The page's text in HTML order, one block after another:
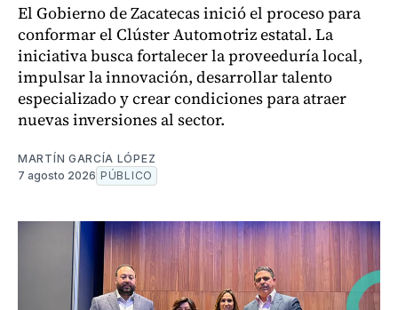
El Gobierno de Zacatecas inició el proceso para
conformar el Clúster Automotriz estatal. La
iniciativa busca fortalecer la proveeduría local,
impulsar la innovación, desarrollar talento
especializado y crear condiciones para atraer
nuevas inversiones al sector.
MARTÍN GARCÍA LÓPEZ
7 agosto 2026 PÚBLICO